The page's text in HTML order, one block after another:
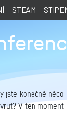
STEAM
jste konečně něco
V ten moment